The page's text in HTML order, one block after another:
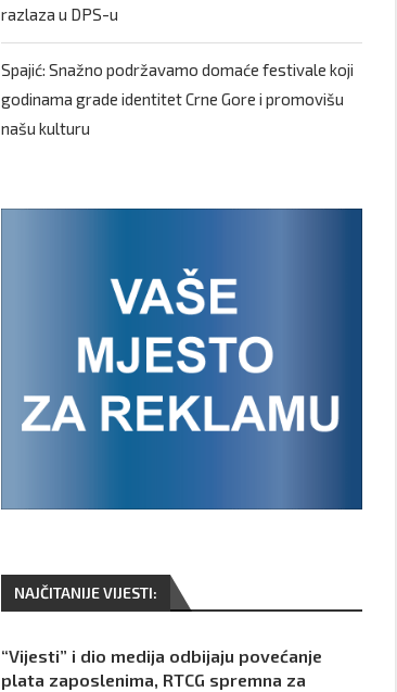
razlaza u DPS-u
Spajić: Snažno podržavamo domaće festivale koji
godinama grade identitet Crne Gore i promovišu
našu kulturu
NAJČITANIJE VIJESTI:
“Vijesti” i dio medija odbijaju povećanje
plata zaposlenima, RTCG spremna za